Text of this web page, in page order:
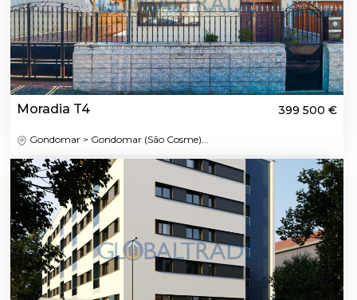
Moradia T4 399 500 €
Gondomar > Gondomar (São Cosme)...